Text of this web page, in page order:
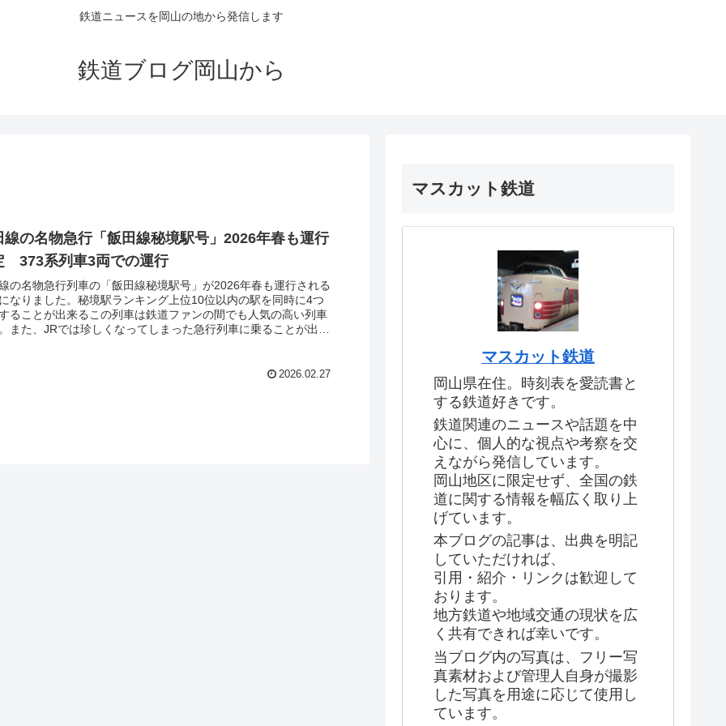
鉄道ニュースを岡山の地から発信します
鉄道ブログ岡山から
線の名物急行「飯田線秘境駅号」2026年春も運行
373系列車3両での運行
の名物急行列車の「飯田線秘境駅号」が2026年春も運行される
なりました。秘境駅ランキング上位10位以内の駅を同時に4つ
ることが出来るこの列車は鉄道ファンの間でも人気の高い列車
また、JRでは珍しくなってしまった急行列車に乗ることが出来
2026.02.27
マスカット鉄道
マスカット鉄道
岡山県在住。時刻表を愛読書と
する鉄道好きです。
鉄道関連のニュースや話題を中
心に、個人的な視点や考察を交
えながら発信しています。
岡山地区に限定せず、全国の鉄
道に関する情報を幅広く取り上
げています。
本ブログの記事は、出典を明記
していただければ、
引用・紹介・リンクは歓迎して
おります。
地方鉄道や地域交通の現状を広
く共有できれば幸いです。
当ブログ内の写真は、フリー写
真素材および管理人自身が撮影
した写真を用途に応じて使用し
ています。